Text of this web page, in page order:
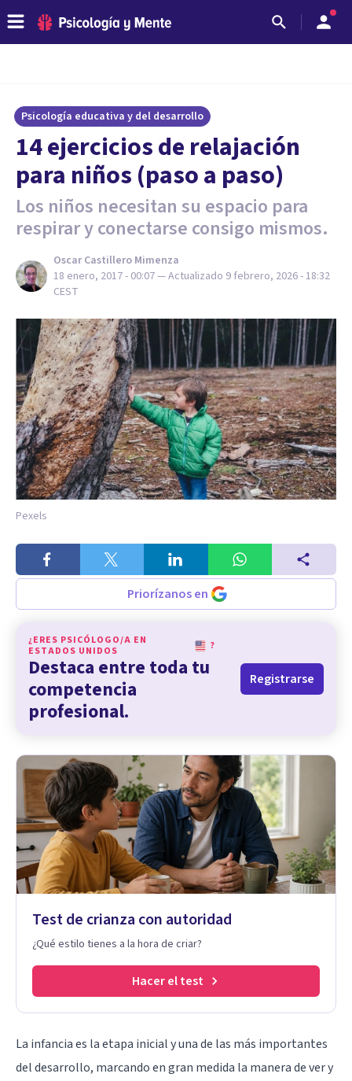
Psicología educativa y del desarrollo
14 ejercicios de relajación
para niños (paso a paso)
Los niños necesitan su espacio para
respirar y conectarse consigo mismos.
Oscar Castillero Mimenza
18 enero, 2017 - 00:07— Actualizado 9 febrero, 2026 - 18:32
CEST
Pexels
Priorízanos en
¿ERES PSICÓLOGO/A EN
ESTADOS UNIDOS
?
Destaca entre toda tu
competencia
profesional.
Registrarse
Test de crianza con autoridad
¿Qué estilo tienes a la hora de criar?
Hacer el test
La infancia es la etapa inicialy una de las más importantes
del desarrollo, marcando en gran medida la manera de ver y